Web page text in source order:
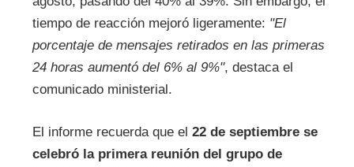
tiempo de reacción mejoró ligeramente: "El
porcentaje de mensajes retirados en las primeras
24 horas aumentó del 6% al 9%", destaca el
comunicado ministerial.
El informe recuerda que el 22 de septiembre se
celebró la primera reunión del grupo de